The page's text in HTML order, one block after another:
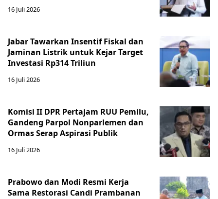
16 Juli 2026
Jabar Tawarkan Insentif Fiskal dan
Jaminan Listrik untuk Kejar Target
Investasi Rp314 Triliun
16 Juli 2026
Komisi II DPR Pertajam RUU Pemilu,
Gandeng Parpol Nonparlemen dan
Ormas Serap Aspirasi Publik
16 Juli 2026
Prabowo dan Modi Resmi Kerja
Sama Restorasi Candi Prambanan